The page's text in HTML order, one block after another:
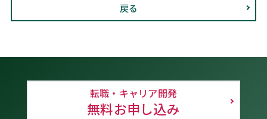
戻る
転職・キャリア開発
無料お申し込み